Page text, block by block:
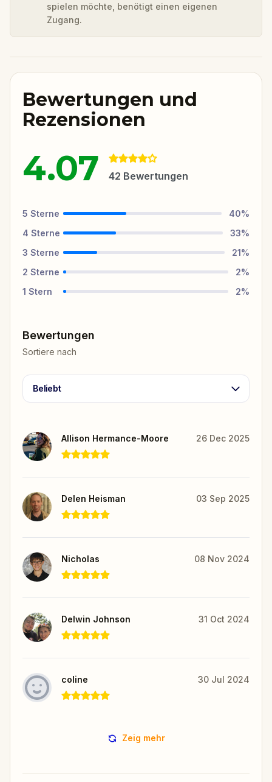
spielen möchte, benötigt einen eigenen
Zugang.
Bewertungen und
Rezensionen
4.07 42 Bewertungen
5 Sterne 40%
4 Sterne 33%
3 Sterne 21%
2 Sterne 2%
1 Stern 2%
Bewertungen
Sortiere nach
Beliebt
Allison Hermance-Moore 26 Dec 2025
Delen Heisman 03 Sep 2025
Nicholas 08 Nov 2024
Delwin Johnson 31 Oct 2024
coline 30 Jul 2024
Zeig mehr